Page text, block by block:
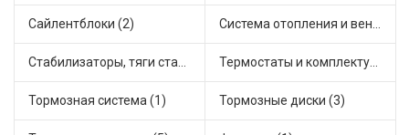
Сайлентблоки (2) Система отопления и вентиляции (1)
Стабилизаторы, тяги стабилизатора, стойки стабилиз (3) Термостаты и комплектующие системы охлаждения (3)
Тормозная система (1) Тормозные диски (3)